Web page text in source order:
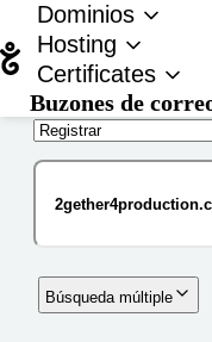
Dominios
Hosting
Certificates
Buzones de
Búsqueda múltiple